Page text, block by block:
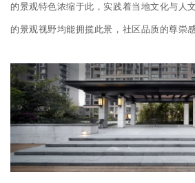
的景观特色浓缩于此，实践着当地文化与人
的景观视野均能拥揽此景，社区品质的尊崇